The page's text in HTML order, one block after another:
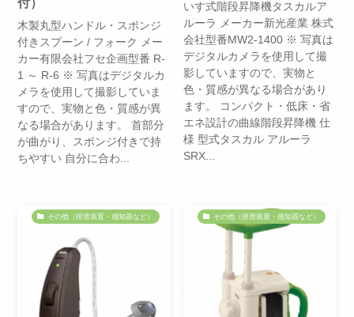
木製丸型ハンドル・スポンジ
付きスプーン / フォーク メー
カー有限会社フセ企画型番 R-
1 ～ R-6 ※ 写真はデジタルカ
メラを使用して撮影していま
すので、実物と色・質感が異
なる場合があります。 首部分
が曲がり、スポンジ付きで持
ちやすい 自分に合わ...
いす式階段昇降機タスカルア
ルーラ メーカー新光産業 株式
会社型番MW2-1400 ※ 写真は
デジタルカメラを使用して撮
影していますので、実物と
色・質感が異なる場合があり
ます。 コンパクト・低床・省
エネ設計の曲線階段昇降機 仕
様 型式タスカル アルーラ
SRX...
その他（排泄装置・感知器など） その他（排泄装置・感知器など）